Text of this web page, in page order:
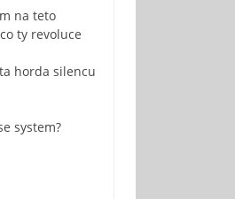
na teto
ty revoluce
horda silencu
system?